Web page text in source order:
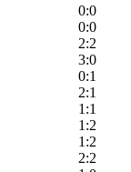
0:0
0:0
2:2
3:0
0:1
2:1
1:1
1:2
1:2
2:2